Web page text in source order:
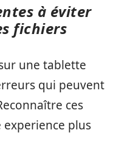
à éviter
fichiers
une tablette
qui peuvent
ces
plus